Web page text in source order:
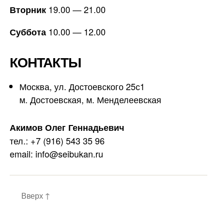
Вторник 19.00 — 21.00
Суббота 10.00 — 12.00
КОНТАКТЫ
Москва, ул. Достоевского 25с1
м. Достоевская, м. Менделеевская
Акимов Олег Геннадьевич
тел.: +7 (916) 543 35 96
email: info@seibukan.ru
Вверх ↑